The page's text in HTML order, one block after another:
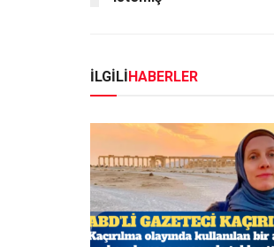
İLGİLİHABERLER